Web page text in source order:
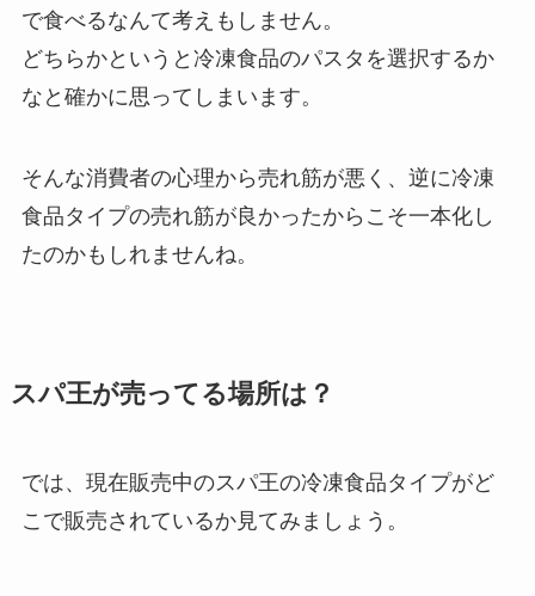
で食べるなんて考えもしません。
どちらかというと冷凍食品のパスタを選択するか
なと確かに思ってしまいます。
そんな消費者の心理から売れ筋が悪く、逆に冷凍
食品タイプの売れ筋が良かったからこそ一本化し
たのかもしれませんね。
スパ王が売ってる場所は？
では、現在販売中のスパ王の冷凍食品タイプがど
こで販売されているか見てみましょう。